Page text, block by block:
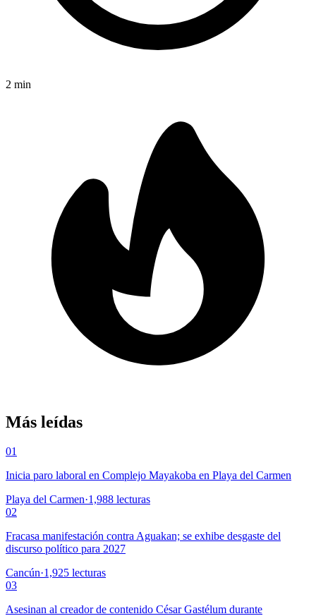
2 min
Más leídas
01
Inicia paro laboral en Complejo Mayakoba en Playa del Carmen
Playa del Carmen·1,988 lecturas
02
Fracasa manifestación contra Aguakan; se exhibe desgaste del
discurso político para 2027
Cancún·1,925 lecturas
03
Asesinan al creador de contenido César Gastélum durante